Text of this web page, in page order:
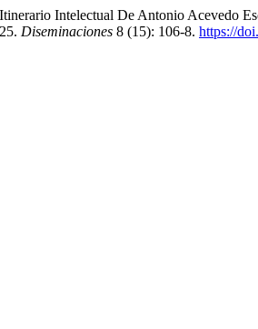
Intelectual De Antonio Acevedo
Diseminaciones 8 (15): 106-8. https://